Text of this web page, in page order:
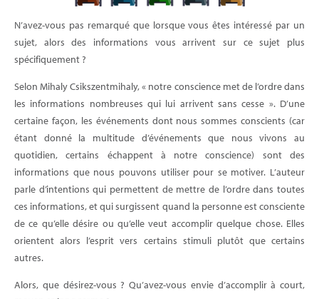
N’avez-vous pas remarqué que lorsque vous êtes intéressé par un
sujet, alors des informations vous arrivent sur ce sujet plus
spécifiquement ?
Selon Mihaly Csikszentmihaly, « notre conscience met de l’ordre dans
les informations nombreuses qui lui arrivent sans cesse ». D’une
certaine façon, les événements dont nous sommes conscients (car
étant donné la multitude d’événements que nous vivons au
quotidien, certains échappent à notre conscience) sont des
informations que nous pouvons utiliser pour se motiver. L’auteur
parle d’intentions qui permettent de mettre de l’ordre dans toutes
ces informations, et qui surgissent quand la personne est consciente
de ce qu’elle désire ou qu’elle veut accomplir quelque chose. Elles
orientent alors l’esprit vers certains stimuli plutôt que certains
autres.
Alors, que désirez-vous ? Qu’avez-vous envie d’accomplir à court,